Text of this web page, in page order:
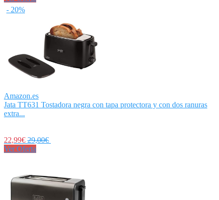
- 20%
Amazon.es
Jata TT631 Tostadora negra con tapa protectora y con dos ranuras
extra...
22,99€ 29,00€
Ver Oferta